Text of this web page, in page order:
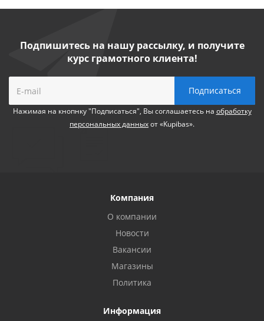
Подпишитесь на нашу рассылку, и получите
курс грамотного клиента!
Нажимая на кнопнку "Подписаться", Вы соглашаетесь на обработку
персональных данныхот «Kupibas».
Компания
О компании
Новости
Вакансии
Магазины
Политика
Информация